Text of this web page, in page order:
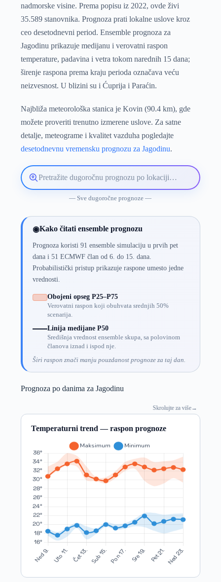
nadmorske visine. Prema popisu iz 2022, ovde živi
35.589 stanovnika. Prognoza prati lokalne uslove kroz
ceo desetodnevni period. Ensemble prognoza za
Jagodinu prikazuje medijanu i verovatni raspon
temperature, padavina i vetra tokom narednih 15 dana;
širenje raspona prema kraju perioda označava veću
neizvesnost. U blizini su i Ćuprija i Paraćin.
Najbliža meteorološka stanica je Kovin (90.4 km), gde
možete proveriti trenutno izmerene uslove. Za satne
detalje, meteograme i kvalitet vazduha pogledajte
desetodnevnu vremensku prognozu za Jagodinu.
Pretražite
lokaciju
— Sve dugoročne prognoze —
◉Kako čitati ensemble prognozu
Prognoza koristi 91 ensemble simulaciju u prvih pet
dana i 51 ECMWF član od 6. do 15. dana.
Probabilistički pristup prikazuje raspone umesto jedne
vrednosti.
Obojeni opseg P25–P75
Verovatni raspon koji obuhvata srednjih 50%
scenarija.
Linija medijane P50
Središnja vrednost ensemble skupa, sa polovinom
članova iznad i ispod nje.
Širi raspon znači manju pouzdanost prognoze za taj dan.
Prognoza po danima za Jagodinu
Skrolujte za više→
Temperaturni trend — raspon prognoze